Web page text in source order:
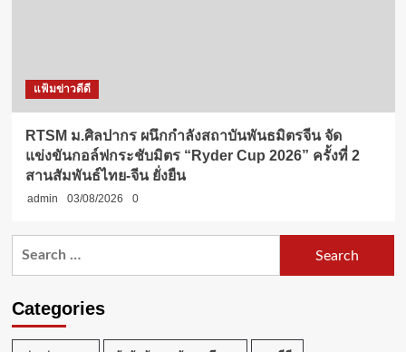
แฟ้มข่าวดีดี
RTSM ม.ศิลปากร ผนึกกำลังสถาบันพันธมิตรจีน จัด
แข่งขันกอล์ฟกระชับมิตร “Ryder Cup 2026” ครั้งที่ 2
สานสัมพันธ์ไทย-จีน ยั่งยืน
admin 03/08/2026 0
Categories